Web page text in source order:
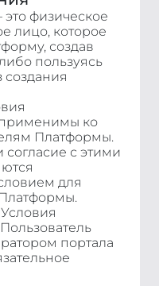
это физическое
лицо, которое
создав
пользуясь
ко
Платформы.
с этими
для
портала